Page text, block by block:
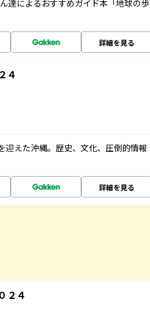
達によるおすすめガイド本「地球の歩
詳細を見る
４
迎えた沖縄。歴史、文化、圧倒的情報
詳細を見る
２４